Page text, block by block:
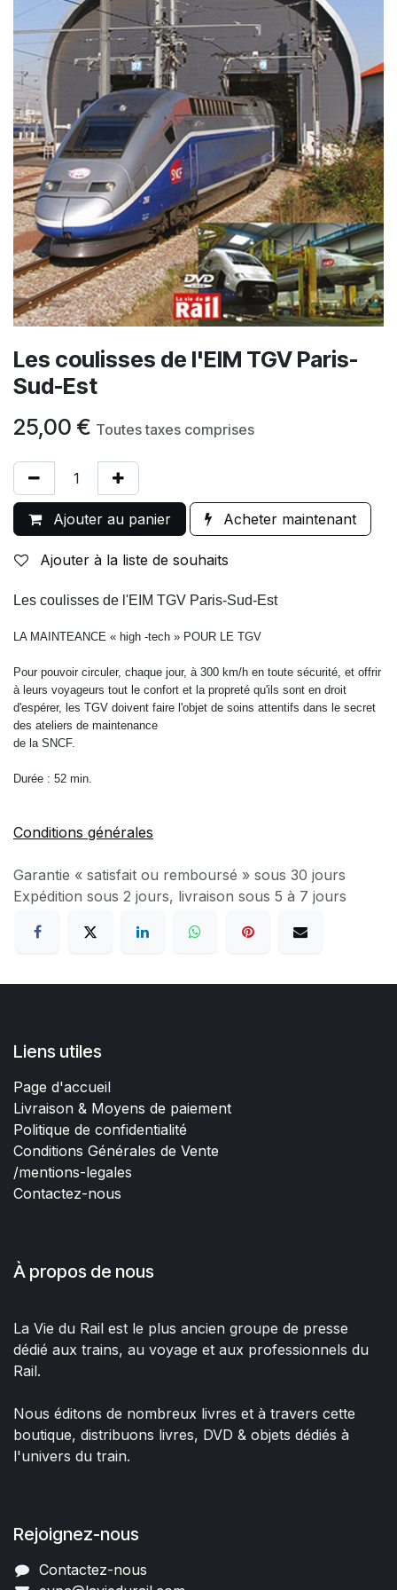
Les coulisses de l'EIM TGV Paris-
Sud-Est
25,00 € Toutes taxes comprises
Ajouter au panier Acheter maintenant
Ajouter à la liste de souhaits
Les coulisses de l'EIM TGV Paris-Sud-Est
LA MAINTEANCE « high -tech » POUR LE TGV
Pour pouvoir circuler, chaque jour, à 300 km/h en toute sécurité, et offrir
à leurs voyageurs tout le confort et la propreté qu'ils sont en droit
d'espérer, les TGV doivent faire l'objet de soins attentifs dans le secret
des ateliers de maintenance
de la SNCF.
Durée : 52 min.
Conditions générales
Garantie « satisfait ou remboursé » sous 30 jours
Expédition sous 2 jours, livraison sous 5 à 7 jours
Liens utiles
Page d'accueil
Livraison & Moyens de paiement
Politique de confidentialité
Conditions Générales de Vente
/mentions-legales
Contactez-nous
À propos de nous
La Vie du Rail est le plus ancien groupe de presse
dédié aux trains, au voyage et aux professionnels du
Rail.
Nous éditons de nombreux livres et à travers cette
boutique, distribuons livres, DVD & objets dédiés à
l'univers du train.
Rejoignez-nous
Contactez-nous